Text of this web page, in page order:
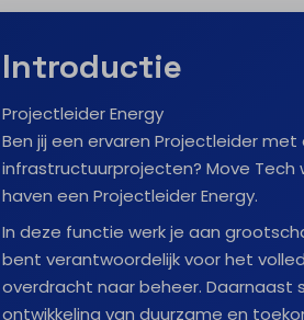
Introductie
Projectleider Energy
Ben jij een ervaren Projectleider
infrastructuurprojecten? Move
haven een Projectleider Energy.
In deze functie werk je aan
bent verantwoordelijk voor het
overdracht naar beheer. Daarnaast
ontwikkeling van duurzame en